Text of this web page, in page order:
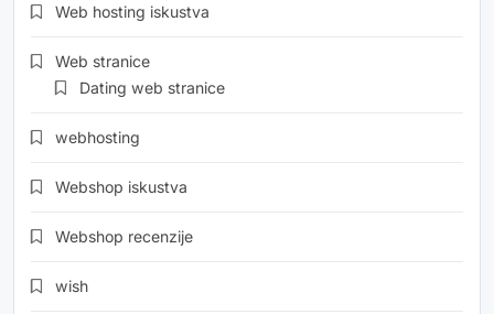
Web hosting iskustva
Web stranice
Dating web stranice
webhosting
Webshop iskustva
Webshop recenzije
wish